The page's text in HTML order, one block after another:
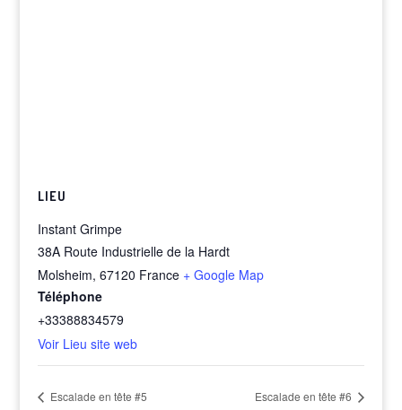
LIEU
Instant Grimpe
38A Route Industrielle de la Hardt
Molsheim, 67120 France + Google Map
Téléphone
+33388834579
Voir Lieu site web
Escalade en tête #5 Escalade en tête #6